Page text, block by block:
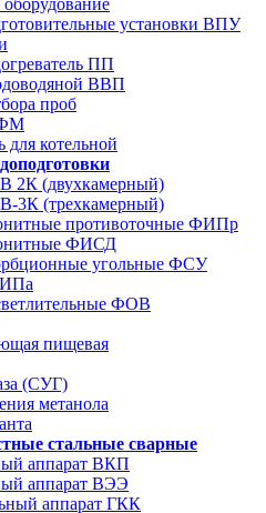
установки ВПУ
ПП
ВВП
проб
ФМ
для котельной
2К (двухкамерный)
3К (трехкамерный)
противоточные ФИПр
ФИСД
угольные ФСУ
ФОВ
пищевая
(СУГ)
метанола
стальные сварные
аппарат ВКП
аппарат ВЭЭ
аппарат ГКК